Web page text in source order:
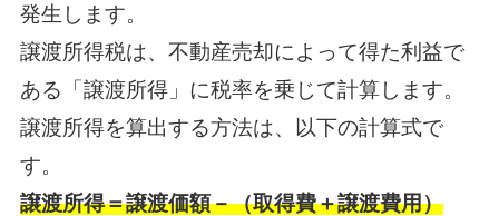
発生します。
譲渡所得税は、不動産売却によって得た利益で
ある「譲渡所得」に税率を乗じて計算します。
譲渡所得を算出する方法は、以下の計算式で
す。
譲渡所得＝譲渡価額－（取得費＋譲渡費用）